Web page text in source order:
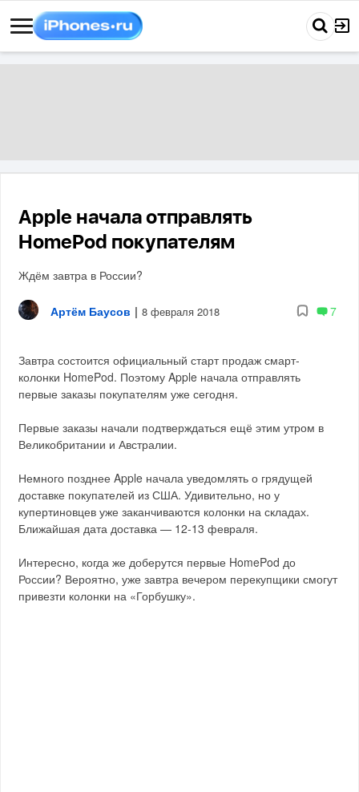
Apple начала отправлять
HomePod покупателям
Ждём завтра в России?
Артём Баусов | 8 февраля 2018 7
Завтра состоится официальный старт продаж смарт-
колонки HomePod. Поэтому Apple начала отправлять
первые заказы покупателям уже сегодня.
Первые заказы начали подтверждаться ещё этим утром в
Великобритании и Австралии.
Немного позднее Apple начала уведомлять о грядущей
доставке покупателей из США. Удивительно, но у
купертиновцев уже заканчиваются колонки на складах.
Ближайшая дата доставка — 12-13 февраля.
Интересно, когда же доберутся первые HomePod до
России? Вероятно, уже завтра вечером перекупщики смогут
привезти колонки на «Горбушку».